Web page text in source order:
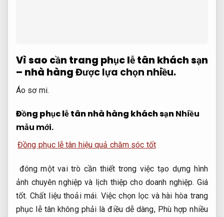
Vì sao cần trang phục lễ tân khách sạn
– nhà hàngĐược lựa chọn nhiều.
Áo sơ mi.
Đồng phục lễ tân nhà hàng khách sạnNhiều
mẫu mới.
Đồng phục lễ tân hiệu quả chăm sóc tốt
đóng một vai trò cần thiết trong việc tạo dựng hình
ảnh chuyên nghiệp và lịch thiệp cho doanh nghiệp. Giá
tốt. Chất liệu thoải mái. Việc chọn lọc và hài hòa trang
phục lễ tân không phải là điều dễ dàng, Phù hợp nhiều